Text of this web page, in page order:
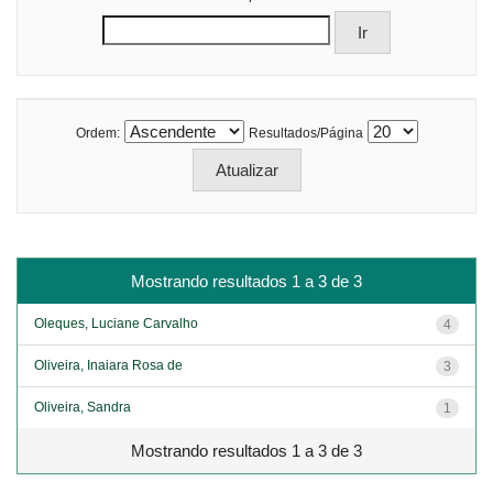
Ordem: Resultados/Página
Mostrando resultados 1 a 3 de 3
Oleques, Luciane Carvalho 4
Oliveira, Inaiara Rosa de 3
Oliveira, Sandra 1
Mostrando resultados 1 a 3 de 3